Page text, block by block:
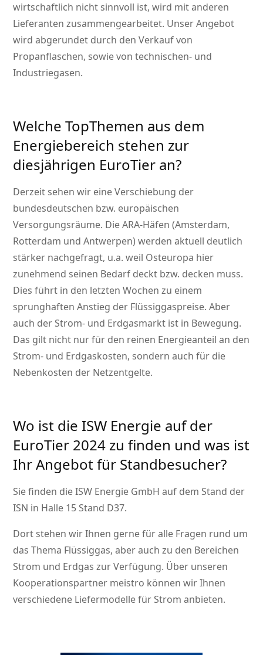
wirtschaftlich nicht sinnvoll ist, wird mit anderen
Lieferanten zusammengearbeitet. Unser Angebot
wird abgerundet durch den Verkauf von
Propanflaschen, sowie von technischen- und
Industriegasen.
Welche TopThemen aus dem
Energiebereich stehen zur
diesjährigen EuroTier an?
Derzeit sehen wir eine Verschiebung der
bundesdeutschen bzw. europäischen
Versorgungsräume. Die ARA-Häfen (Amsterdam,
Rotterdam und Antwerpen) werden aktuell deutlich
stärker nachgefragt, u.a. weil Osteuropa hier
zunehmend seinen Bedarf deckt bzw. decken muss.
Dies führt in den letzten Wochen zu einem
sprunghaften Anstieg der Flüssiggaspreise. Aber
auch der Strom- und Erdgasmarkt ist in Bewegung.
Das gilt nicht nur für den reinen Energieanteil an den
Strom- und Erdgaskosten, sondern auch für die
Nebenkosten der Netzentgelte.
Wo ist die ISW Energie auf der
EuroTier 2024 zu finden und was ist
Ihr Angebot für Standbesucher?
Sie finden die ISW Energie GmbH auf dem Stand der
ISN in Halle 15 Stand D37.
Dort stehen wir Ihnen gerne für alle Fragen rund um
das Thema Flüssiggas, aber auch zu den Bereichen
Strom und Erdgas zur Verfügung. Über unseren
Kooperationspartner meistro können wir Ihnen
verschiedene Liefermodelle für Strom anbieten.